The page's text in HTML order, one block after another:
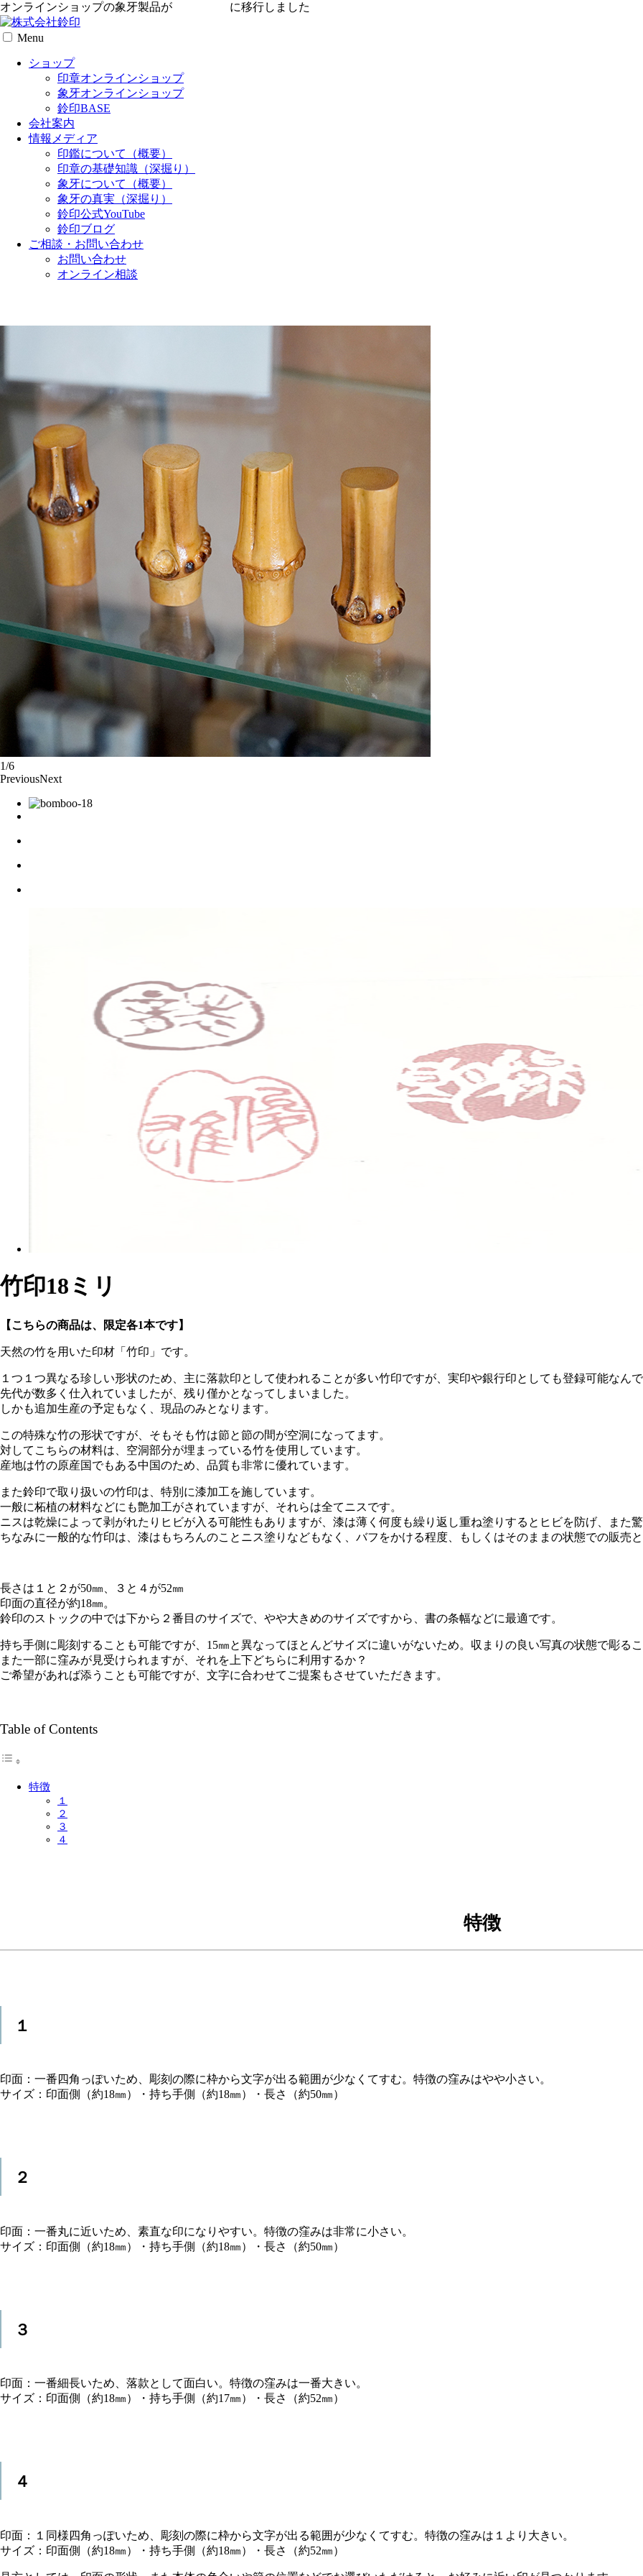
オンラインショップの象牙製品が に移行しました
Menu
ショップ
印章オンラインショップ
象牙オンラインショップ
鈴印BASE
会社案内
情報メディア
印鑑について（概要）
印章の基礎知識（深掘り）
象牙について（概要）
象牙の真実（深掘り）
鈴印公式YouTube
鈴印ブログ
ご相談・お問い合わせ
お問い合わせ
オンライン相談
1/6
PreviousNext
竹印18ミリ
【こちらの商品は、限定各1本です】
天然の竹を用いた印材「竹印」です。
１つ１つ異なる珍しい形状のため、主に落款印として使われることが多い竹印ですが、実印や銀行印としても登録可能なんで
先代が数多く仕入れていましたが、残り僅かとなってしまいました。
しかも追加生産の予定もなく、現品のみとなります。
この特殊な竹の形状ですが、そもそも竹は節と節の間が空洞になってます。
対してこちらの材料は、空洞部分が埋まっている竹を使用しています。
産地は竹の原産国でもある中国のため、品質も非常に優れています。
また鈴印で取り扱いの竹印は、特別に漆加工を施しています。
一般に柘植の材料などにも艶加工がされていますが、それらは全てニスです。
ニスは乾燥によって剥がれたりヒビが入る可能性もありますが、漆は薄く何度も繰り返し重ね塗りするとヒビを防げ、また驚
ちなみに一般的な竹印は、漆はもちろんのことニス塗りなどもなく、バフをかける程度、もしくはそのままの状態での販売と
長さは１と２が50㎜、３と４が52㎜
印面の直径が約18㎜。
鈴印のストックの中では下から２番目のサイズで、やや大きめのサイズですから、書の条幅などに最適です。
持ち手側に彫刻することも可能ですが、15㎜と異なってほとんどサイズに違いがないため。収まりの良い写真の状態で彫るこ
また一部に窪みが見受けられますが、それを上下どちらに利用するか？
ご希望があれば添うことも可能ですが、文字に合わせてご提案もさせていただきます。
Table of Contents
特徴
１
２
３
４
特徴
１
印面：一番四角っぽいため、彫刻の際に枠から文字が出る範囲が少なくてすむ。特徴の窪みはやや小さい。
サイズ：印面側（約18㎜）・持ち手側（約18㎜）・長さ（約50㎜）
２
印面：一番丸に近いため、素直な印になりやすい。特徴の窪みは非常に小さい。
サイズ：印面側（約18㎜）・持ち手側（約18㎜）・長さ（約50㎜）
３
印面：一番細長いため、落款として面白い。特徴の窪みは一番大きい。
サイズ：印面側（約18㎜）・持ち手側（約17㎜）・長さ（約52㎜）
４
印面：１同様四角っぽいため、彫刻の際に枠から文字が出る範囲が少なくてすむ。特徴の窪みは１より大きい。
サイズ：印面側（約18㎜）・持ち手側（約18㎜）・長さ（約52㎜）